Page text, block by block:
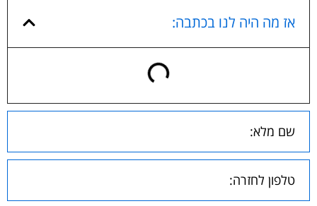
אז מה היה לנו בכתבה: